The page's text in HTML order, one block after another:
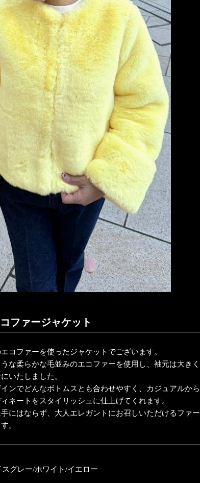
ファージャケット
コファーを使ったジャケットでございます。
な柔らかな毛並みのエコファーを使用し、袖元は大きく
いたしました。
ンでどんなボトムスとも合わせやすく、カジュアルから
ネートをスタイリッシュに仕上げてくれます。
にはならず、大人エレガントにお召しいただけるファー
。
グレー/ホワイト/イエロー